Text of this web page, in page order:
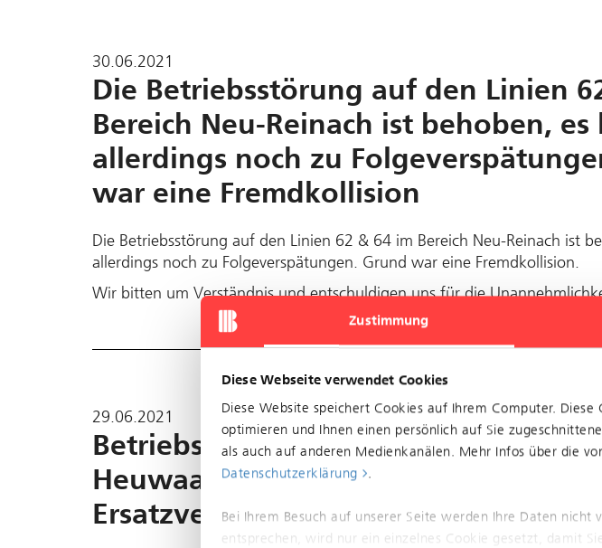
Zustimmung
Diese Webseite verwendet Cookies
Diese Website speichert Cookies auf Ihrem Computer.
optimieren und Ihnen einen persönlich auf Sie
als auch auf anderen Medienkanälen. Mehr Infos über die
Datenschutzerklärung
.
Bei Ihrem Besuch auf unserer Seite werden Ihre Daten
entsprechen, wird nur ein einzelnes Cookie gesetzt, damit
30.06.2021
Die Betriebsstörung auf den Linien
Bereich Neu-Reinach ist behoben,
allerdings noch zu
war eine Fremdkollision
Die Betriebsstörung auf den Linien 62 & 64 im Bereich Neu-Reinach ist
allerdings noch zu Folgeverspätungen. Grund war eine Fremdkollision.
Wir bitten um Verständnis und entschuldigen uns für die
29.06.2021
Betriebsstörung auf der Linie 10 im
Heuwaage. Es kommt zu
Ersatzverkehr ist mit Bussen ab Zoo